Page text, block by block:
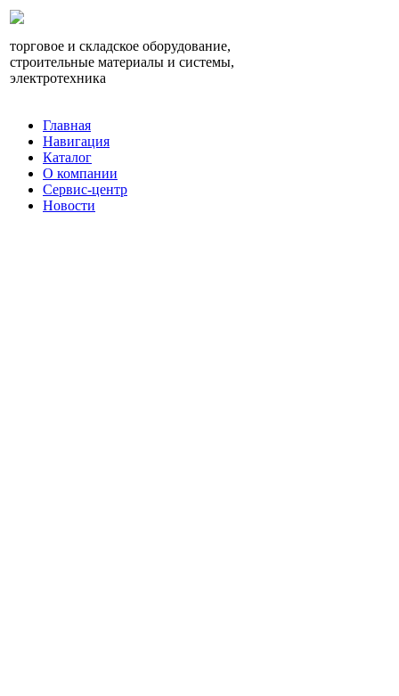
торговое и складское оборудование,
строительные материалы и системы,
электротехника
Главная
Навигация
Каталог
О компании
Сервис-центр
Новости